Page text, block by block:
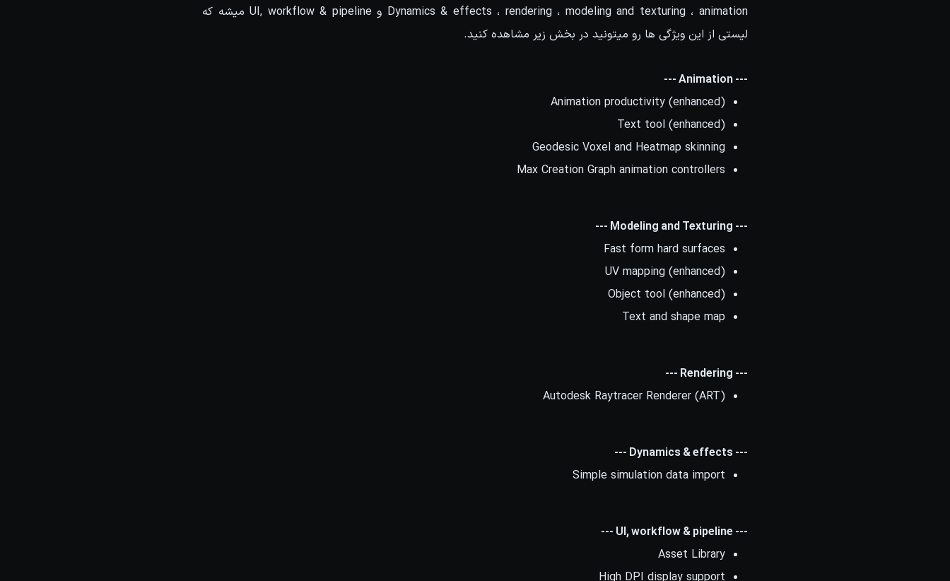
Dynamics & effects ، rendering ، modeling and texturing ، animation و UI, workflow & pipeline میشه که
لیستی از این ویژگی ها رو میتونید در بخش زیر مشاهده کنید.
--- Animation ---
Animation productivity (enhanced)
Text tool (enhanced)
Geodesic Voxel and Heatmap skinning
Max Creation Graph animation controllers
--- Modeling and Texturing ---
Fast form hard surfaces
UV mapping (enhanced)
Object tool (enhanced)
Text and shape map
--- Rendering ---
Autodesk Raytracer Renderer (ART)
--- Dynamics & effects ---
Simple simulation data import
--- UI, workflow & pipeline ---
Asset Library
High DPI display support